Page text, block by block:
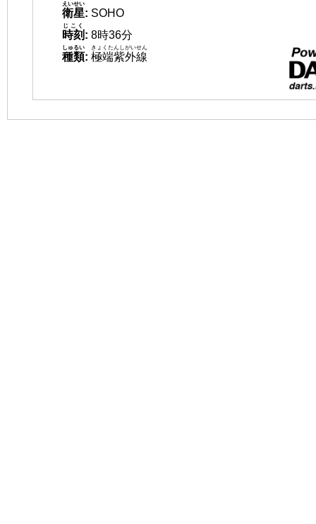
衛星
えいせい
: SOHO
時刻
じこく
: 8時36分
種類
しゅるい
: 極端紫外線
きょくたんしがいせん